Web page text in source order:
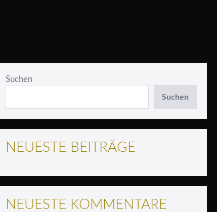
Suchen
Suchen
NEUESTE BEITRÄGE
NEUESTE KOMMENTARE